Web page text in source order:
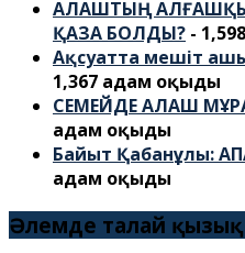
АЛАШТЫҢ
ҚАЗА БОЛДЫ? -
Ақсуатта мешіт
1,367 адам оқыды
СЕМЕЙДЕ АЛАШ
адам оқыды
Байыт Қабанұлы:
адам оқыды
Әлемде талай қызық